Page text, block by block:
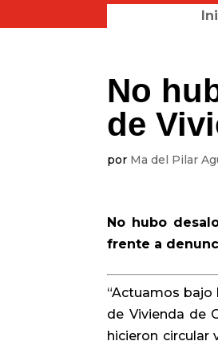
No
de
por Ma del Pilar
No hubo
frente a
“Actuamos bajo
de Vivienda de
hicieron circular